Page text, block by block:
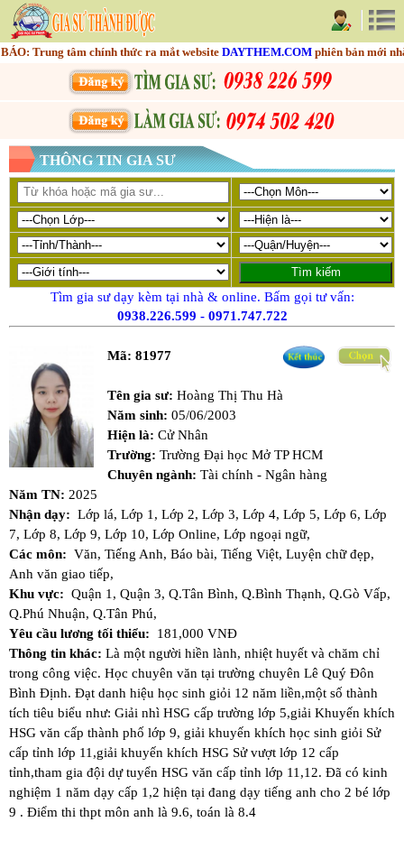
Trung tâm chính thức ra mắt websiteDAYTHEM.COMphiên bản mới nhằm
THÔNG TIN GIA SƯ
Tìm gia sư dạy kèm tại nhà & online. Bấm gọi tư vấn:
0938.226.599 - 0971.747.722
Mã: 81977
Tên gia sư: Hoàng Thị Thu Hà
Năm sinh: 05/06/2003
Hiện là: Cử Nhân
Trường: Trường Đại học Mở TP HCM
Chuyên ngành: Tài chính - Ngân hàng
Năm TN: 2025
Nhận dạy: Lớp lá, Lớp 1, Lớp 2, Lớp 3, Lớp 4, Lớp 5, Lớp 6, Lớp
7, Lớp 8, Lớp 9, Lớp 10, Lớp Online, Lớp ngoại ngữ,
Các môn: Văn, Tiếng Anh, Báo bài, Tiếng Việt, Luyện chữ đẹp,
Anh văn giao tiếp,
Khu vực: Quận 1, Quận 3, Q.Tân Bình, Q.Bình Thạnh, Q.Gò Vấp,
Q.Phú Nhuận, Q.Tân Phú,
Yêu cầu lương tối thiểu:
181,000 VNĐ
Thông tin khác: Là một người hiền lành, nhiệt huyết và chăm chỉ
trong công việc. Học chuyên văn tại trường chuyên Lê Quý Đôn
Bình Định. Đạt danh hiệu học sinh giỏi 12 năm liền,một số thành
tích tiêu biểu như: Giải nhì HSG cấp trường lớp 5,giải Khuyến khích
HSG văn cấp thành phố lớp 9, giải khuyến khích học sinh giỏi Sử
cấp tỉnh lớp 11,giải khuyến khích HSG Sử vượt lớp 12 cấp
tỉnh,tham gia đội dự tuyển HSG văn cấp tỉnh lớp 11,12. Đã có kinh
nghiệm 1 năm dạy cấp 1,2 hiện tại đang dạy tiếng anh cho 2 bé lớp
9 . Điểm thi thpt môn anh là 9.6, toán là 8.4